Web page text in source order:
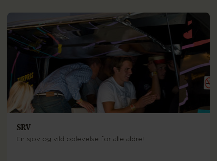
SRV
En sjov og vild oplevelse for alle aldre!